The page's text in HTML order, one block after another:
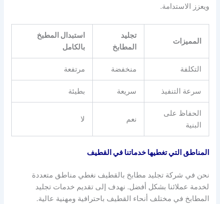
ويعزز الاستدامة.
المميزات
تجليد
المطابخ
استبدال المطبخ
بالكامل
التكلفة منخفضة مرتفعة
سرعة التنفيذ سريعة بطيئة
الحفاظ على
البنية
نعم لا
المناطق التي تغطيها خدماتنا في القطيف
نحن في شركة تجليد مطابخ بالقطيف نغطي مناطق متعددة
لخدمة عملائنا بشكل أفضل. نهدف إلى تقديم خدمات تجليد
المطابخ في مختلف أنحاء القطيف باحترافية ومهنية عالية.